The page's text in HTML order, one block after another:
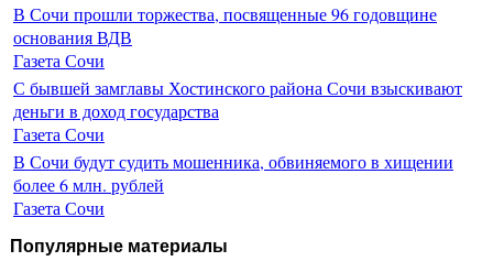
В Сочи прошли торжества, посвященные 96 годовщине
основания ВДВ
Газета Сочи
С бывшей замглавы Хостинского района Сочи взыскивают
деньги в доход государства
Газета Сочи
В Сочи будут судить мошенника, обвиняемого в хищении
более 6 млн. рублей
Газета Сочи
Популярные материалы